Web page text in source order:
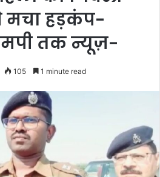
हड़कंप-
तक न्यूज़-
105 1 minute read